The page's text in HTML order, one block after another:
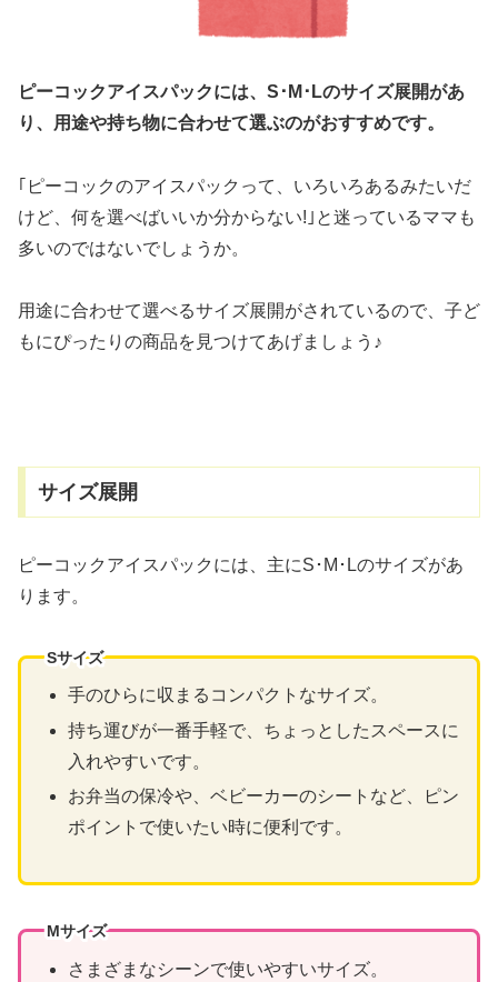
ピーコックアイスパックには、S･M･Lのサイズ展開があ
り、用途や持ち物に合わせて選ぶのがおすすめです。
｢ピーコックのアイスパックって、いろいろあるみたいだ
けど、何を選べばいいか分からない!｣と迷っているママも
多いのではないでしょうか。
用途に合わせて選べるサイズ展開がされているので、子ど
もにぴったりの商品を見つけてあげましょう♪
サイズ展開
ピーコックアイスパックには、主にS･M･Lのサイズがあ
ります。
Sサイズ
手のひらに収まるコンパクトなサイズ。
持ち運びが一番手軽で、ちょっとしたスペースに
入れやすいです。
お弁当の保冷や、ベビーカーのシートなど、ピン
ポイントで使いたい時に便利です。
Mサイズ
さまざまなシーンで使いやすいサイズ。